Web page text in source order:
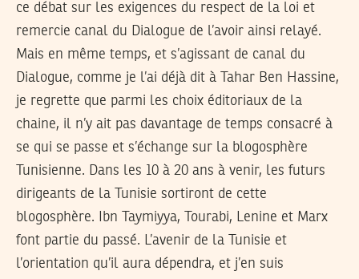
ce débat sur les exigences du respect de la loi et
remercie canal du Dialogue de l’avoir ainsi relayé.
Mais en même temps, et s’agissant de canal du
Dialogue, comme je l’ai déjà dit à Tahar Ben Hassine,
je regrette que parmi les choix éditoriaux de la
chaine, il n’y ait pas davantage de temps consacré à
se qui se passe et s’échange sur la blogosphère
Tunisienne. Dans les 10 à 20 ans à venir, les futurs
dirigeants de la Tunisie sortiront de cette
blogosphère. Ibn Taymiyya, Tourabi, Lenine et Marx
font partie du passé. L’avenir de la Tunisie et
l’orientation qu’il aura dépendra, et j’en suis